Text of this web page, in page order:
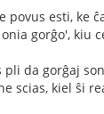
esti, ke
gorĝo', kiu
da gorĝaj
scias, kiel ŝi